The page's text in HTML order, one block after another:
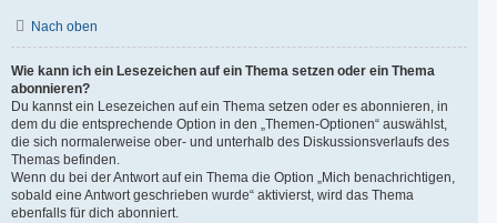
Nach oben
Wie kann ich ein Lesezeichen auf ein Thema setzen oder ein Thema
abonnieren?
Du kannst ein Lesezeichen auf ein Thema setzen oder es abonnieren, in
dem du die entsprechende Option in den „Themen-Optionen“ auswählst,
die sich normalerweise ober- und unterhalb des Diskussionsverlaufs des
Themas befinden.
Wenn du bei der Antwort auf ein Thema die Option „Mich benachrichtigen,
sobald eine Antwort geschrieben wurde“ aktivierst, wird das Thema
ebenfalls für dich abonniert.